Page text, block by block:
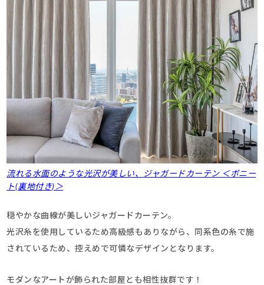
流れる水面のような光沢が美しい、ジャガードカーテン ＜ボニー
ト(裏地付き)＞
穏やかな曲線が美しいジャガードカーテン。
光沢糸を使用しているため高級感もありながら、同系色の糸で施
されているため、控えめで可憐なデザインとなります。
モダンなアートが飾られた部屋とも相性抜群です！